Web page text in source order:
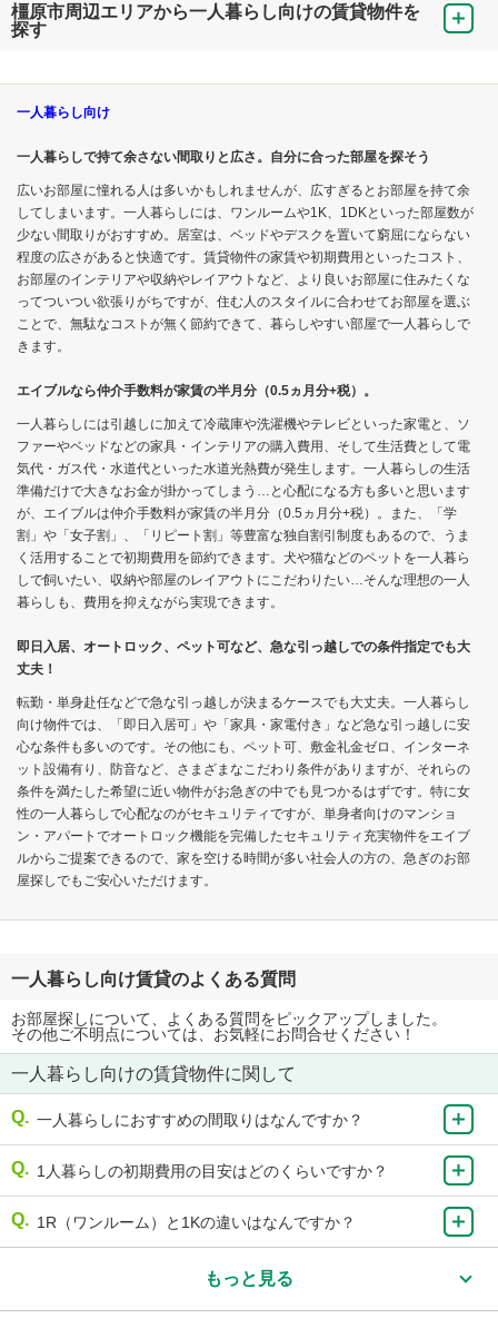
橿原市周辺エリアから一人暮らし向けの賃貸物件を
探す
一人暮らし向け
一人暮らしで持て余さない間取りと広さ。自分に合った部屋を探そう
広いお部屋に憧れる人は多いかもしれませんが、広すぎるとお部屋を持て余
してしまいます。一人暮らしには、ワンルームや1K、1DKといった部屋数が
少ない間取りがおすすめ。居室は、ベッドやデスクを置いて窮屈にならない
程度の広さがあると快適です。賃貸物件の家賃や初期費用といったコスト、
お部屋のインテリアや収納やレイアウトなど、より良いお部屋に住みたくな
ってついつい欲張りがちですが、住む人のスタイルに合わせてお部屋を選ぶ
ことで、無駄なコストが無く節約できて、暮らしやすい部屋で一人暮らしで
きます。
エイブルなら仲介手数料が家賃の半月分（0.5ヵ月分+税）。
一人暮らしには引越しに加えて冷蔵庫や洗濯機やテレビといった家電と、ソ
ファーやベッドなどの家具・インテリアの購入費用、そして生活費として電
気代・ガス代・水道代といった水道光熱費が発生します。一人暮らしの生活
準備だけで大きなお金が掛かってしまう…と心配になる方も多いと思います
が、エイブルは仲介手数料が家賃の半月分（0.5ヵ月分+税）。また、「学
割」や「女子割」、「リピート割」等豊富な独自割引制度もあるので、うま
く活用することで初期費用を節約できます。犬や猫などのペットを一人暮ら
しで飼いたい、収納や部屋のレイアウトにこだわりたい…そんな理想の一人
暮らしも、費用を抑えながら実現できます。
即日入居、オートロック、ペット可など、急な引っ越しでの条件指定でも大
丈夫！
転勤・単身赴任などで急な引っ越しが決まるケースでも大丈夫。一人暮らし
向け物件では、「即日入居可」や「家具・家電付き」など急な引っ越しに安
心な条件も多いのです。その他にも、ペット可、敷金礼金ゼロ、インターネ
ット設備有り、防音など、さまざまなこだわり条件がありますが、それらの
条件を満たした希望に近い物件がお急ぎの中でも見つかるはずです。特に女
性の一人暮らしで心配なのがセキュリティですが、単身者向けのマンショ
ン・アパートでオートロック機能を完備したセキュリティ充実物件をエイブ
ルからご提案できるので、家を空ける時間が多い社会人の方の、急ぎのお部
屋探しでもご安心いただけます。
一人暮らし向け賃貸のよくある質問
お部屋探しについて、よくある質問をピックアップしました。
その他ご不明点については、お気軽にお問合せください！
一人暮らし向けの賃貸物件に関して
一人暮らしにおすすめの間取りはなんですか？
1人暮らしの初期費用の目安はどのくらいですか？
1R（ワンルーム）と1Kの違いはなんですか？
もっと見る